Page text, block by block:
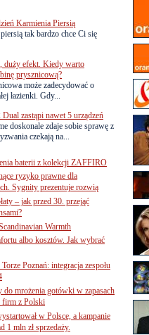
Karmienia Piersią
tak bardzo chce Ci się
duży efekt. Kiedy warto
prysznicową?
może zadecydować o
łazienki. Gdy...
zastąpi nawet 5 urządzeń
doskonale zdaje sobie sprawę z
czekają na...
baterii z kolekcji ZAFFIRO
ryzyko prawne dla
Sygnity prezentuje rozwią
– jak przed 30. przejąć
Warmth
albo kosztów. Jak wybrać
Poznań: integracja zespołu
do mrożenia gotówki w zapasach
firm z Polski
w Polsce, a kampanie
1 mln zł sprzedaży.